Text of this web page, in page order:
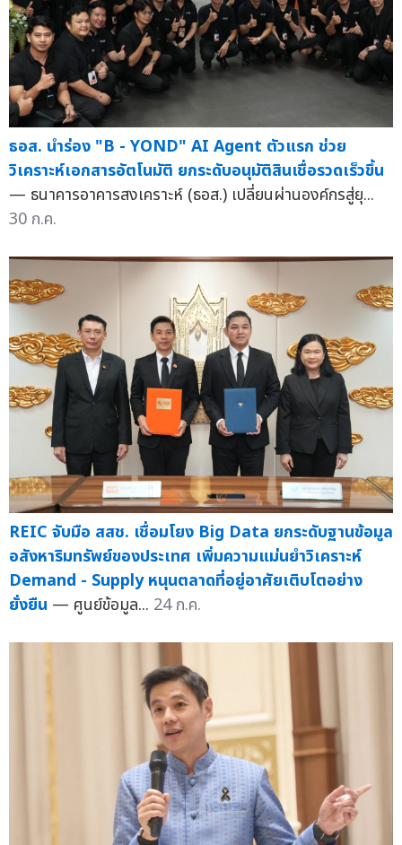
ธอส. นำร่อง "B - YOND" AI Agent ตัวแรก ช่วย
วิเคราะห์เอกสารอัตโนมัติ ยกระดับอนุมัติสินเชื่อรวดเร็วขึ้น
— ธนาคารอาคารสงเคราะห์ (ธอส.) เปลี่ยนผ่านองค์กรสู่ยุ...
30 ก.ค.
REIC จับมือ สสช. เชื่อมโยง Big Data ยกระดับฐานข้อมูล
อสังหาริมทรัพย์ของประเทศ เพิ่มความแม่นยำวิเคราะห์
Demand - Supply หนุนตลาดที่อยู่อาศัยเติบโตอย่าง
ยั่งยืน — ศูนย์ข้อมูล... 24 ก.ค.